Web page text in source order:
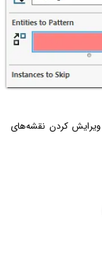
کردن نقشه‌های